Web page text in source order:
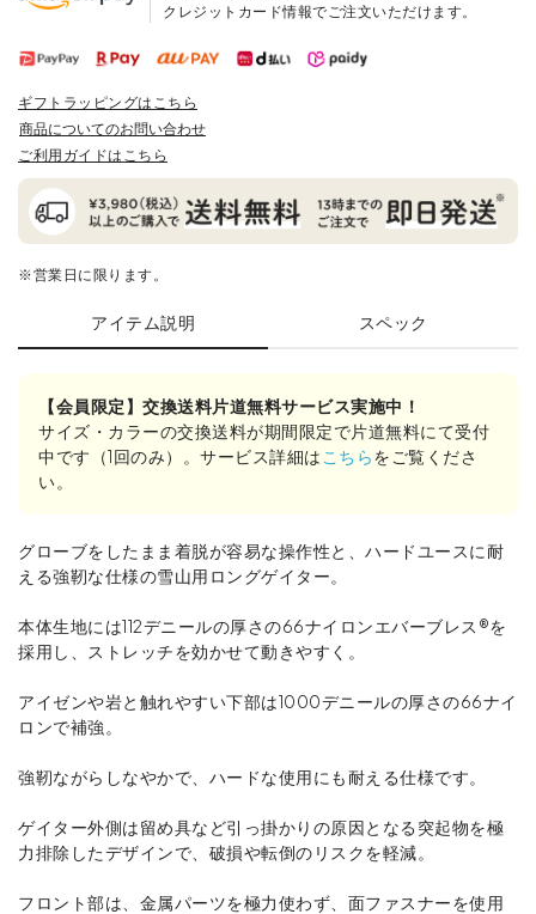
クレジットカード情報でご注文いただけます。
ギフトラッピングはこちら
商品についてのお問い合わせ
ご利用ガイドはこちら
※営業日に限ります。
アイテム説明 スペック
【会員限定】交換送料片道無料サービス実施中！
サイズ・カラーの交換送料が期間限定で片道無料にて受付
中です（1回のみ）。サービス詳細は こちらをご覧くださ
い。
グローブをしたまま着脱が容易な操作性と、ハードユースに耐
える強靭な仕様の雪山用ロングゲイター。
本体生地には112デニールの厚さの66ナイロンエバーブレス®を
採用し、ストレッチを効かせて動きやすく。
アイゼンや岩と触れやすい下部は1000デニールの厚さの66ナイ
ロンで補強。
強靭ながらしなやかで、ハードな使用にも耐える仕様です。
ゲイター外側は留め具など引っ掛かりの原因となる突起物を極
力排除したデザインで、破損や転倒のリスクを軽減。
フロント部は、金属パーツを極力使わず、面ファスナーを使用